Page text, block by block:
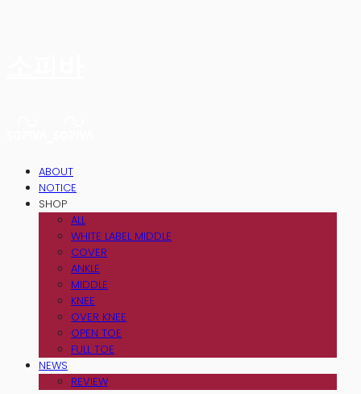
ABOUT
NOTICE
SHOP
ALL
WHITE LABEL MIDDLE
COVER
ANKLE
MIDDLE
KNEE
OVER KNEE
OPEN TOE
FULL TOE
NEWS
REVIEW